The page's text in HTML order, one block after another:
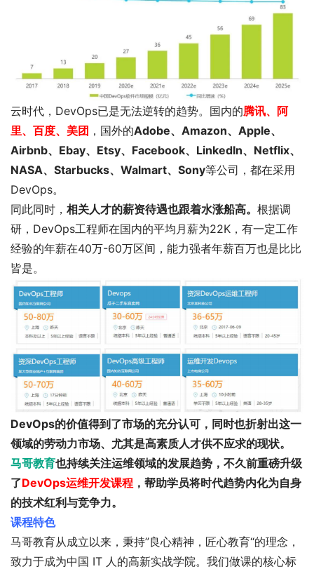
云时代，DevOps已是无法逆转的趋势。国内的腾讯、阿
里、百度、美团 ，国外的Adobe、Amazon、Apple、
Airbnb、Ebay、Etsy、Facebook、LinkedIn、Netflix、
NASA、Starbucks、Walmart、Sony等公司，都在采用
DevOps。
同此同时， 相关人才的薪资待遇也跟着水涨船高。 根据调
研，DevOps工程师在国内的平均月薪为22K，有一定工作
经验的年薪在40万-60万区间，能力强者年薪百万也是比比
皆是。
DevOps的价值得到了市场的充分认可，同时也折射出这一
领域的劳动力市场、尤其是高素质人才供不应求的现状。
马哥教育也持续关注运维领域的发展趋势，不久前重磅升级
了DevOps运维开发课程 ，帮助学员将时代趋势内化为自身
的技术红利与竞争力。
课程特色
马哥教育从成立以来，秉持”良心精神，匠心教育“的理念，
致力于成为中国 IT 人的高新实战学院。我们做课的核心标